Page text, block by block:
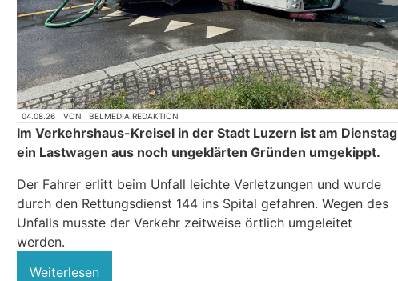
04.08.26 VON BELMEDIA REDAKTION
Im Verkehrshaus-Kreisel in der Stadt Luzern ist am Dienstag
ein Lastwagen aus noch ungeklärten Gründen umgekippt.
Der Fahrer erlitt beim Unfall leichte Verletzungen und wurde
durch den Rettungsdienst 144 ins Spital gefahren. Wegen des
Unfalls musste der Verkehr zeitweise örtlich umgeleitet
werden.
Weiterlesen